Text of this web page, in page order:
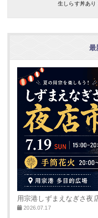
生しらす丼あり
最
用宗港しずまえなぎさ夜
2026.07.17